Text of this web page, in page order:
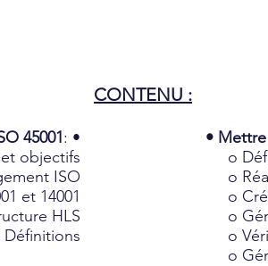
CONTENU :
45001: •
objectifs
ISO
et 14001
HLS
Définitions
•
o
o
o
o
o
o